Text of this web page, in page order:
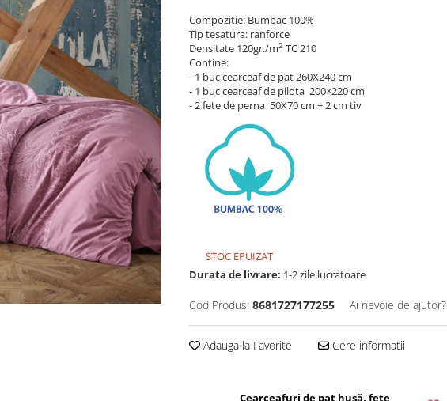
Compozitie: Bumbac 100%
Tip tesatura: ranforce
Densitate 120gr./m2 TC 210
Contine:
- 1 buc cearceaf de pat 260X240 cm
- 1 buc cearceaf de pilota 200×220 cm
- 2 fete de perna 50X70 cm + 2 cm tiv
STOC EPUIZAT
Durata de livrare: 1-2 zile lucratoare
Cod Produs: 8681727177255 Ai nevoie de ajutor?
Adauga la Favorite Cere informatii
Cearceafuri de pat husă, fețe